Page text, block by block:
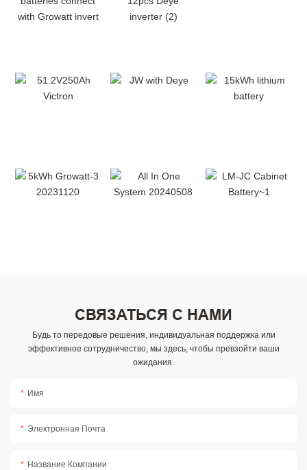
СВЯЗАТЬСЯ С НАМИ
Будь то передовые решения, индивидуальная поддержка или
эффективное сотрудничество, мы здесь, чтобы превзойти ваши
ожидания.
Имя
Электронная Почта
Название Компании